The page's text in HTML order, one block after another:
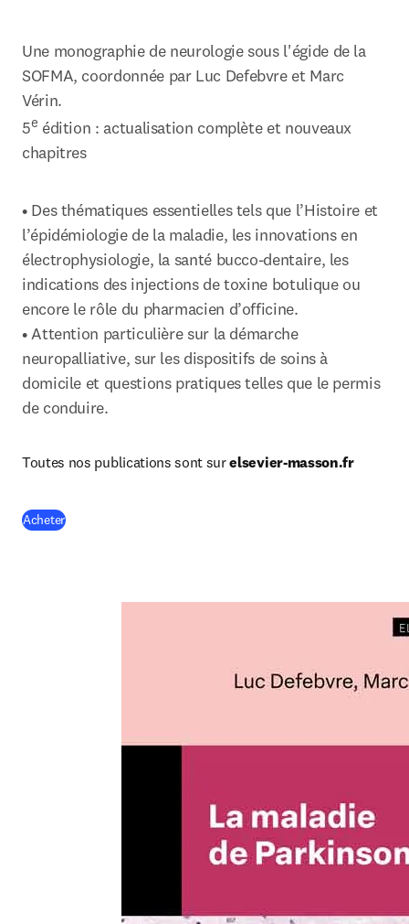
Une monographie de neurologie sous l'égide de la
SOFMA, coordonnée par Luc Defebvre et Marc
Vérin.
5e édition : actualisation complète et nouveaux
chapitres
• Des thématiques essentielles tels que l’Histoire et
l’épidémiologie de la maladie, les innovations en
électrophysiologie, la santé bucco-dentaire, les
indications des injections de toxine botulique ou
encore le rôle du pharmacien d’officine.
• Attention particulière sur la démarche
neuropalliative, sur les dispositifs de soins à
domicile et questions pratiques telles que le permis
de conduire.
Toutes nos publications sont sur elsevier-masson.fr
Acheter(